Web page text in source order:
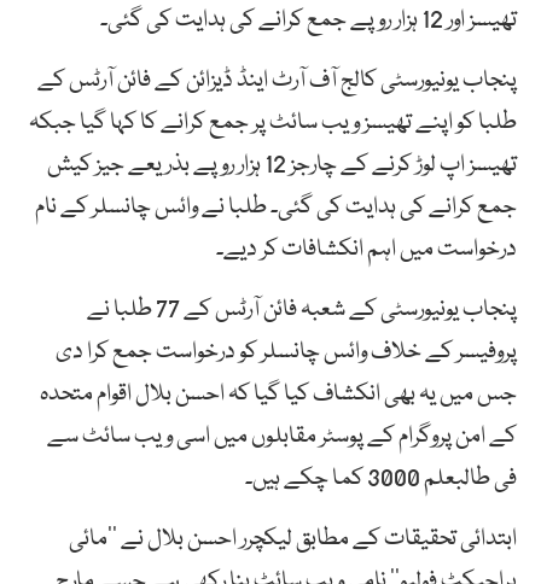
تھیسز اور 12 ہزار روپے جمع کرانے کی ہدایت کی گئی۔
پنجاب یونیورسٹی کالج آف آرٹ اینڈ ڈیزائن کے فائن آرٹس کے
طلبا کو اپنے تھیسز ویب سائٹ پر جمع کرانے کا کہا گیا جبکہ
تھیسز اپ لوڑ کرنے کے چارجز 12 ہزار روپے بذریعے جیز کیش
جمع کرانے کی ہدایت کی گئی۔ طلبا نے وائس چانسلر کے نام
درخواست میں اہم انکشافات کر دیے۔
پنجاب یونیورسٹی کے شعبہ فائن آرٹس کے 77 طلبا نے
پروفیسر کے خلاف وائس چانسلر کو درخواست جمع کرا دی
جس میں یہ بھی انکشاف کیا گیا کہ احسن بلال اقوام متحدہ
کے امن پروگرام کے پوسٹر مقابلوں میں اسی ویب سائٹ سے
فی طالبعلم 3000 کما چکے ہیں۔
ابتدائی تحقیقات کے مطابق لیکچرر احسن بلال نے ’’مائی